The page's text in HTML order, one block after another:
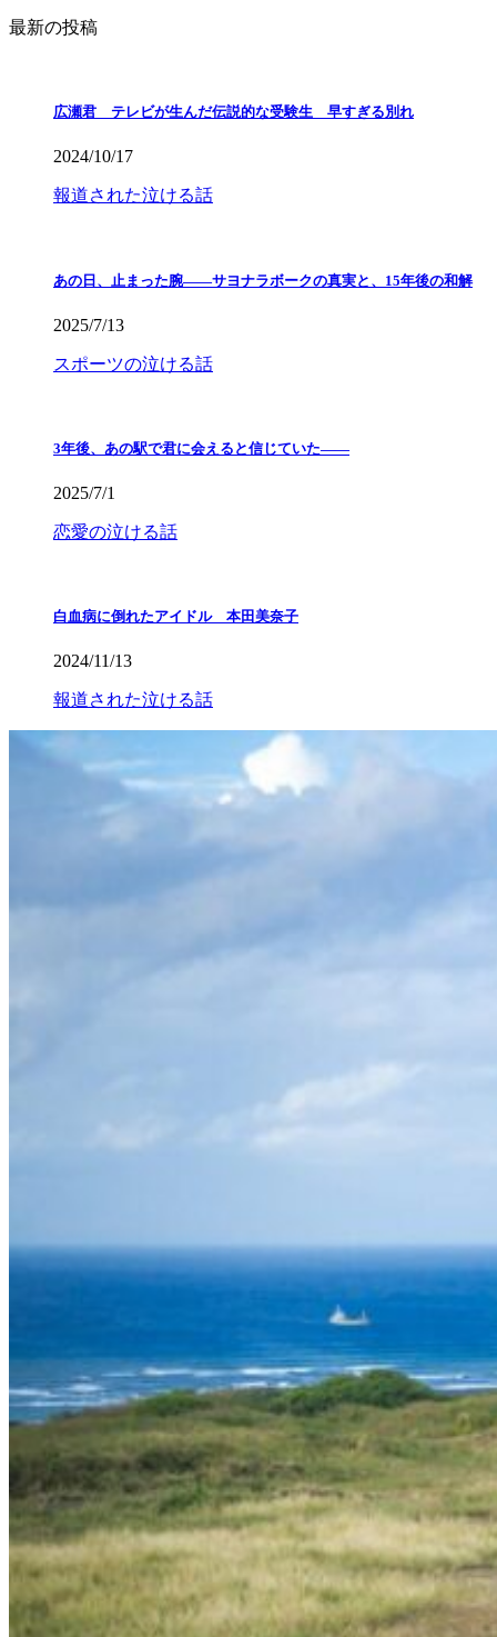
最新の投稿
広瀬君 テレビが生んだ伝説的な受験生 早すぎる別れ
2024/10/17
報道された泣ける話
あの日、止まった腕――サヨナラボークの真実と、15年後の和解
2025/7/13
スポーツの泣ける話
3年後、あの駅で君に会えると信じていた——
2025/7/1
恋愛の泣ける話
白血病に倒れたアイドル 本田美奈子
2024/11/13
報道された泣ける話